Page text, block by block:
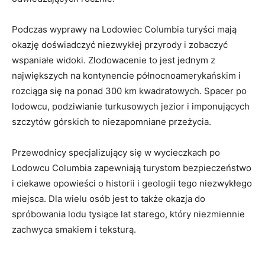
Podczas wyprawy na ​Lodowiec Columbia turyści mają
okazję ⁢doświadczyć niezwykłej przyrody i zobaczyć
wspaniałe widoki. Zlodowacenie‍ to jest jednym z
największych na kontynencie północnoamerykańskim i
rozciąga się na ponad 300⁣ km kwadratowych. Spacer po
lodowcu, podziwianie turkusowych jezior i imponujących
szczytów górskich to ⁤niezapomniane przeżycia.
Przewodnicy specjalizujący się w wycieczkach​ po‌
Lodowcu Columbia⁤ zapewniają turystom bezpieczeństwo
i ciekawe ​opowieści o historii i geologii tego niezwykłego
miejsca. ‍Dla wielu osób‍ jest ‍to także⁤ okazja do
spróbowania lodu ‍tysiące lat starego, który niezmiennie
‌zachwyca smakiem i teksturą.